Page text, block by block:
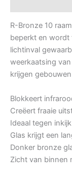
R-Bronze 10
beperkt en wordt
lichtinval
weerkaatsing
krijgen
Blokkeert
Creëert fraaie
Ideaal tegen
Glas krijgt een
Donker bronze
Zicht van binnen